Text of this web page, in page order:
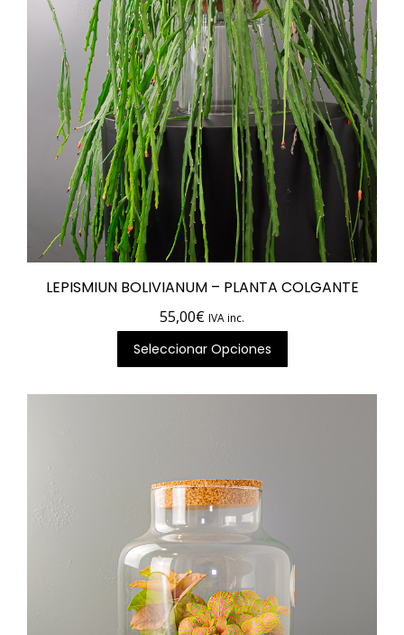
LEPISMIUN BOLIVIANUM – PLANTA COLGANTE
55,00€ IVA inc.
Seleccionar Opciones